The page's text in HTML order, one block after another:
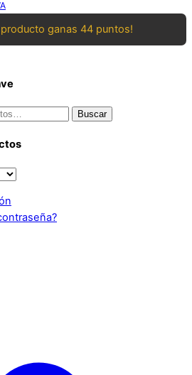
ganas 44 puntos!
Buscar